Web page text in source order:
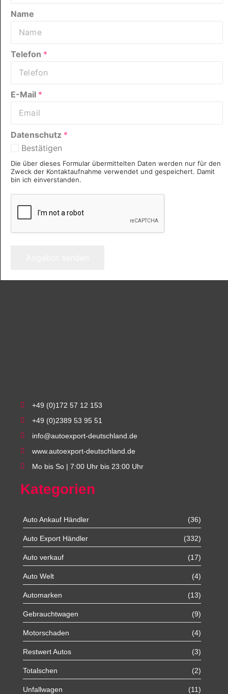
Name
Telefon *
E-Mail *
Datenschutz *
Bestätigen
Die über dieses Formular übermittelten Daten werden nur für den
Zweck der Kontaktaufnahme verwendet und gespeichert. Damit
bin ich einverstanden.
+49 (0)172 57 12 153
+49 (0)2389 53 95 51
info@autoexport-deutschland.de
www.autoexport-deutschland.de
Mo bis So | 7:00 Uhr bis 23:00 Uhr
Kategorien
Auto Ankauf Händler (36)
Auto Export Händler (332)
Auto verkauf (17)
Auto Welt (4)
Automarken (13)
Gebrauchtwagen (9)
Motorschaden (4)
Restwert Autos (3)
Totalschen (2)
Unfallwagen (11)